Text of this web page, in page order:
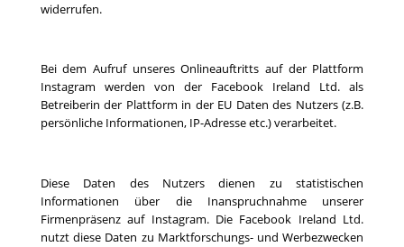
widerrufen.
Bei dem Aufruf unseres Onlineauftritts auf der Plattform
Instagram werden von der Facebook Ireland Ltd. als
Betreiberin der Plattform in der EU Daten des Nutzers (z.B.
persönliche Informationen, IP-Adresse etc.) verarbeitet.
Diese Daten des Nutzers dienen zu statistischen
Informationen über die Inanspruchnahme unserer
Firmenpräsenz auf Instagram. Die Facebook Ireland Ltd.
nutzt diese Daten zu Marktforschungs- und Werbezwecken